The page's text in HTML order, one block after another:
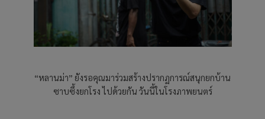
​“หลานม่า” ยังรอคุณมาร่วมสร้างปรากฏการณ์สนุกยกบ้าน
ซาบซึ้งยกโรง ไปด้วยกัน วันนี้ในโรงภาพยนตร์